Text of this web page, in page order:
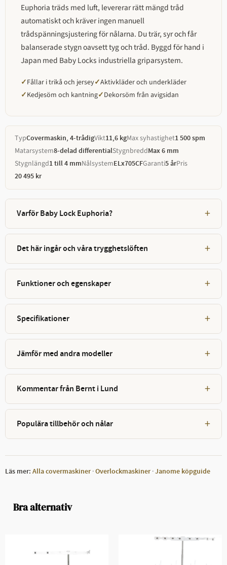
Euphoria träds med luft, levererar rätt mängd tråd
automatiskt och kräver ingen manuell
trådspänningsjustering för nålarna. Du trär, syr och får
balanserade stygn oavsett tyg och tråd. Byggd för hand i
Japan med Baby Locks industriella griparsystem.
✓Fållar i trikå och jersey✓Aktivkläder och underkläder
✓Kedjesöm och kantning✓Dekorsöm från avigsidan
TypCovermaskin, 4-trådigVikt11,6 kgMax syhastighet1 500 spm
Matarsystem8-delad differentialStygnbreddMax 6 mm
Stygnlängd1 till 4 mmNålsystemELx705CFGaranti5 årPris
20 495 kr
Varför Baby Lock Euphoria? +
Det här ingår och våra trygghetslöften +
Funktioner och egenskaper +
Specifikationer +
Jämför med andra modeller +
Kommentar från Bernt i Lund +
Populära tillbehör och nålar +
Läs mer: Alla covermaskiner·Overlockmaskiner·Janome köpguide
Bra alternativ